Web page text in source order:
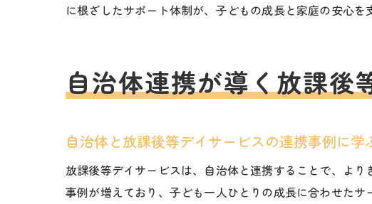
に根ざしたサポート体制が、子どもの成長と家庭の安心を
自治体連携が導く放課後
自治体と放課後等デイサービスの連携事例に学
放課後等デイサービスは、自治体と連携することで、よ
事例が増えており、子ども一人ひとりの成長に合わせた